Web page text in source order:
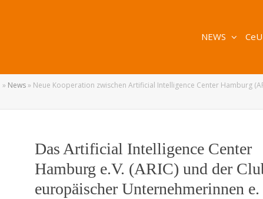
NEWS
» News» Neue Kooperation zwischen Artificial Intelligence Center Hamburg
Das Artificial Intelligence Center
Hamburg e.V. (ARIC) und der
europäischer Unternehmerinnen e.